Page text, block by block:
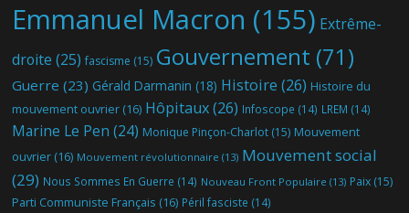
Emmanuel Macron (155) Extrême-
droite (25) fascisme (15) Gouvernement (71)
Guerre (23) Gérald Darmanin (18) Histoire (26) Histoire du
mouvement ouvrier (16) Hôpitaux(26) Infoscope (14) LREM (14)
Marine Le Pen (24) Monique Pinçon-Charlot (15) Mouvement
ouvrier (16) Mouvement révolutionnaire (13) Mouvement social
(29) Nous Sommes En Guerre (14) Nouveau Front Populaire (13) Paix (15)
Parti Communiste Français (16) Péril fasciste (14)